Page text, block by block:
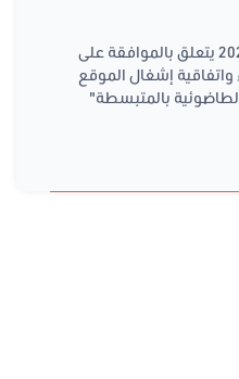
مشروع قانون عدد 2021/035 يتعلق بالموافقة على
واتفاقية إشغال الموقع
بالمتبسطة"